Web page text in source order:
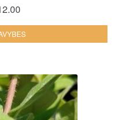
range:
€6.00